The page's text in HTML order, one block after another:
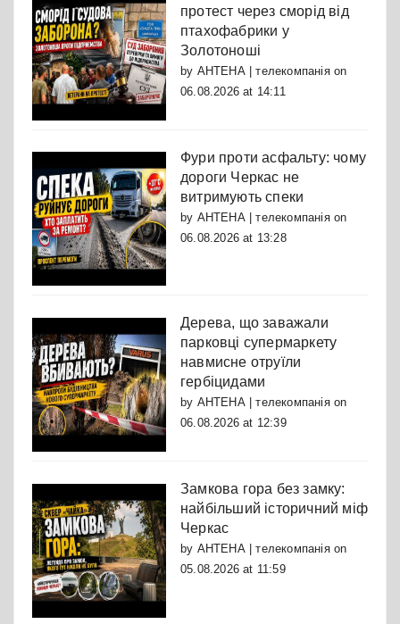
протест через сморід від
птахофабрики у
Золотоноші
by АНТЕНА | телекомпаніяon
06.08.2026 at 14:11
Фури проти асфальту: чому
дороги Черкас не
витримують спеки
by АНТЕНА | телекомпаніяon
06.08.2026 at 13:28
Дерева, що заважали
парковці супермаркету
навмисне отруїли
гербіцидами
by АНТЕНА | телекомпаніяon
06.08.2026 at 12:39
Замкова гора без замку:
найбільший історичний міф
Черкас
by АНТЕНА | телекомпаніяon
05.08.2026 at 11:59